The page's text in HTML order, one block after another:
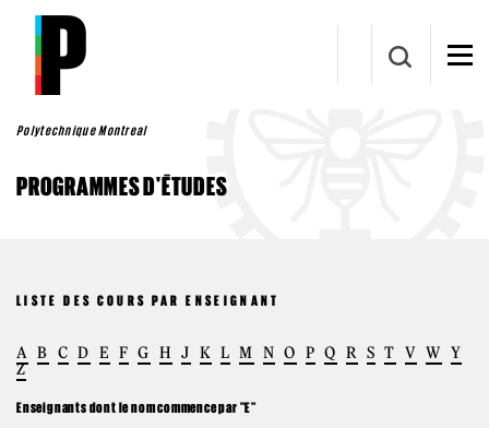
Aller au contenu principal
Polytechnique Montreal
PROGRAMMES D'ÉTUDES
LISTE DES COURS PAR ENSEIGNANT
A B C D E F G H J K L M N O P Q R S T V W Y
Z
Enseignants dont le nom commence par "E"